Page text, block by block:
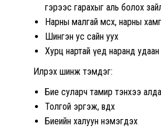
гэрээс гарахыг аль болох
Нарны малгай өмсөх, нарны
Шингэн ус сайн уух
Хурц нартай үед наранд удаан
Илрэх шинж тэмдэг:
Бие суларч тамир тэнхээ
Толгой эргэж, өвдөх
Биеийн халуун нэмэгдэх